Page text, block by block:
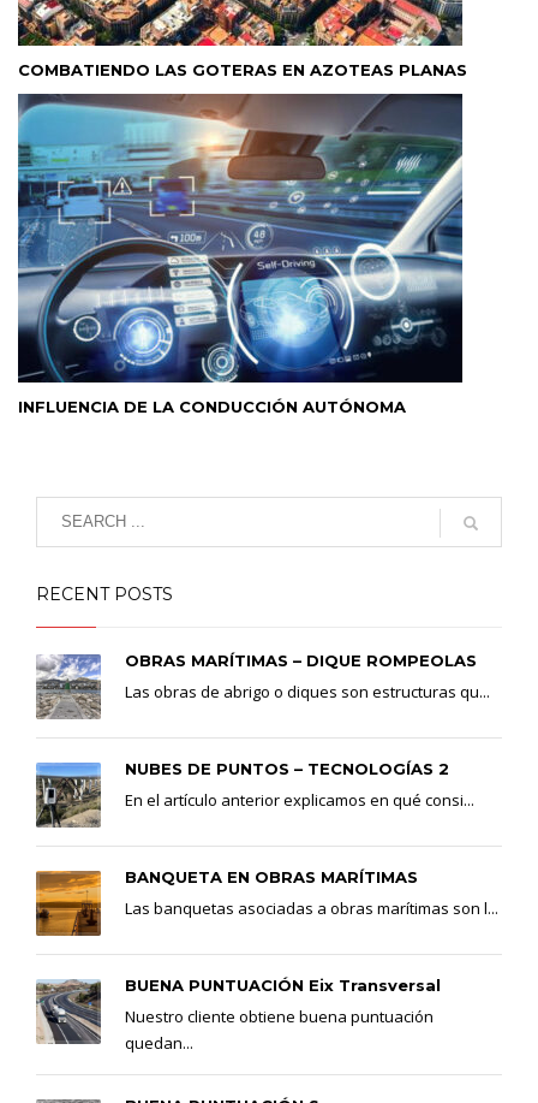
COMBATIENDO LAS GOTERAS EN AZOTEAS PLANAS
INFLUENCIA DE LA CONDUCCIÓN AUTÓNOMA
RECENT POSTS
OBRAS MARÍTIMAS – DIQUE ROMPEOLAS
Las obras de abrigo o diques son estructuras qu...
NUBES DE PUNTOS – TECNOLOGÍAS 2
En el artículo anterior explicamos en qué consi...
BANQUETA EN OBRAS MARÍTIMAS
Las banquetas asociadas a obras marítimas son l...
BUENA PUNTUACIÓN Eix Transversal
Nuestro cliente obtiene buena puntuación
quedan...